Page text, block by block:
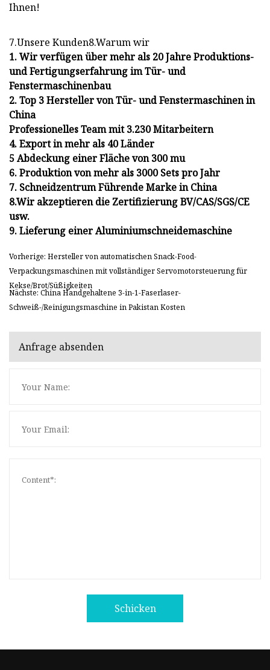
Ihnen!
7.Unsere Kunden8.Warum wir
1. Wir verfügen über mehr als 20 Jahre Produktions-
und Fertigungserfahrung im Tür- und
Fenstermaschinenbau
2. Top 3 Hersteller von Tür- und Fenstermaschinen in
China
Professionelles Team mit 3.230 Mitarbeitern
4. Export in mehr als 40 Länder
5 Abdeckung einer Fläche von 300 mu
6. Produktion von mehr als 3000 Sets pro Jahr
7. Schneidzentrum Führende Marke in China
8.Wir akzeptieren die Zertifizierung BV/CAS/SGS/CE
usw.
9. Lieferung einer Aluminiumschneidemaschine
Vorherige: Hersteller von automatischen Snack-Food-
Verpackungsmaschinen mit vollständiger Servomotorsteuerung für
Kekse/Brot/Süßigkeiten
Nächste: China Handgehaltene 3-in-1-Faserlaser-
Schweiß-/Reinigungsmaschine in Pakistan Kosten
Anfrage absenden
Schicken